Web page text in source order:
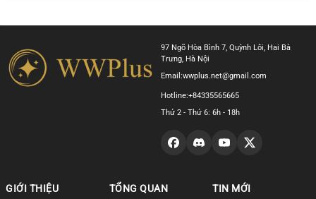
97 Ngõ Hòa Bình 7, Quỳnh Lôi, Hai Bà
Trưng, Hà Nội
Email:wwplus.net@gmail.com
Hotline:+84335565665
Thứ 2 - Thứ 6: 6h - 18h
GIỚI THIỆU TỔNG QUAN TIN MỚI